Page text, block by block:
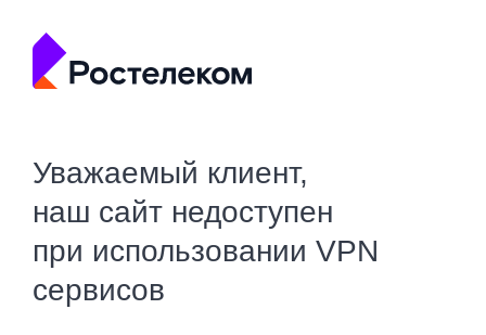
Уважаемый клиент,
наш сайт недоступен
при использовании VPN
сервисов